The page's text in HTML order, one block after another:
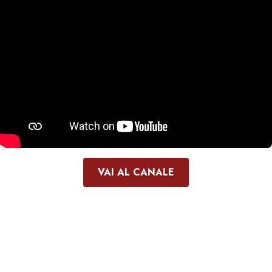
VAI AL CANALE